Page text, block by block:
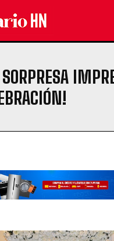
SORPRESA